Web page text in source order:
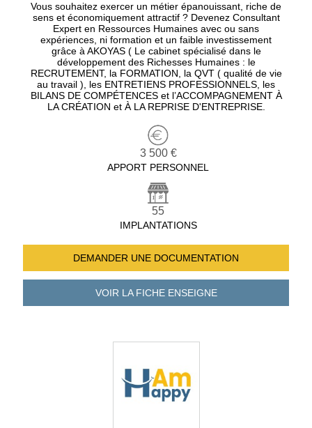
Vous souhaitez exercer un métier épanouissant, riche de
sens et économiquement attractif ? Devenez Consultant
Expert en Ressources Humaines avec ou sans
expériences, ni formation et un faible investissement
grâce à AKOYAS ( Le cabinet spécialisé dans le
développement des Richesses Humaines : le
RECRUTEMENT, la FORMATION, la QVT ( qualité de vie
au travail ), les ENTRETIENS PROFESSIONNELS, les
BILANS DE COMPÉTENCES et l’ACCOMPAGNEMENT À
LA CRÉATION et À LA REPRISE D'ENTREPRISE.
3 500 €
APPORT PERSONNEL
55
IMPLANTATIONS
DEMANDER UNE DOCUMENTATION
VOIR LA FICHEENSEIGNE